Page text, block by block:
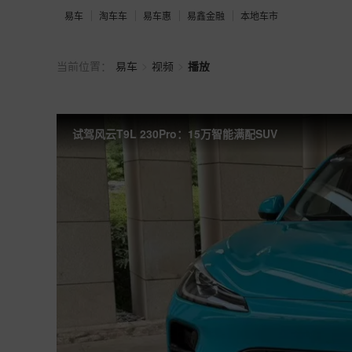
易车 淘车车 易车惠 易鑫金融 本地车市
当前位置： 易车 视频 播放
试驾风云T9L 230Pro：15万智能满配SUV